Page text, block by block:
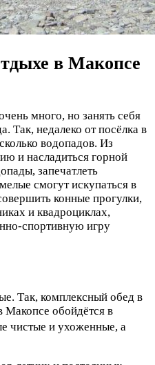
в Макопсе
много, но занять себя
Так, недалеко от посёлка в
водопадов. Из
и насладиться горной
запечатлеть
смогут искупаться в
конные прогулки,
и квадроциклах,
спортивную игру
Так, комплексный обед в
Макопсе обойдётся в
чистые и ухоженные, а